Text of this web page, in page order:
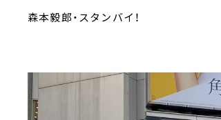
森本毅郎・スタンバイ！